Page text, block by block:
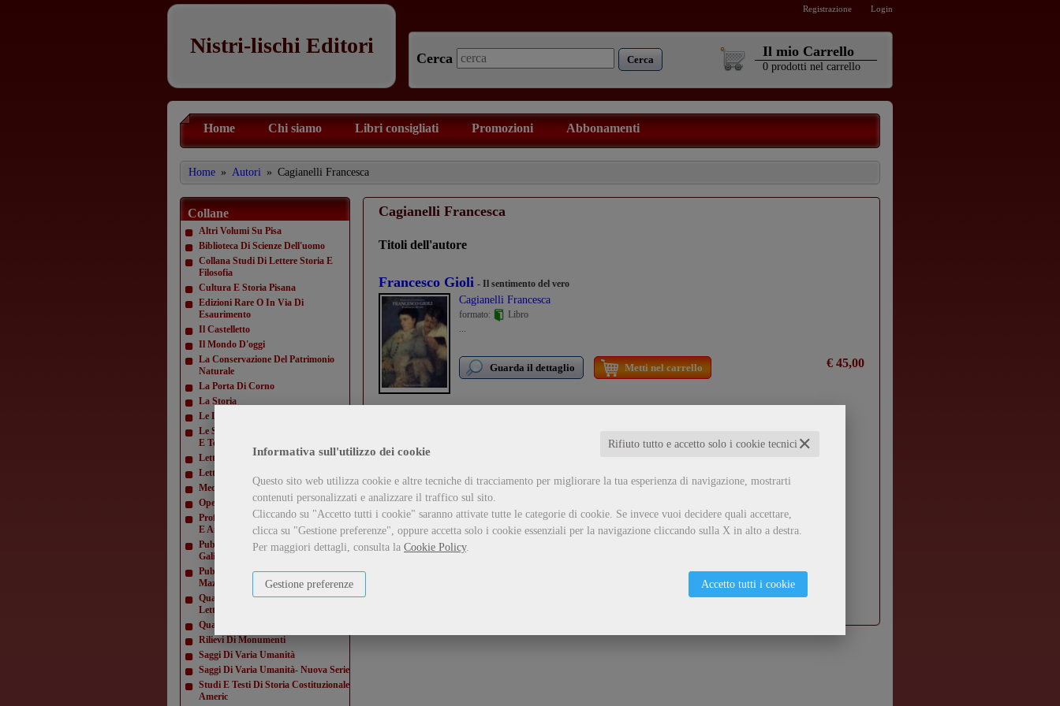
Informativa sull'utilizzo dei cookie ✕
Rifiuto tutto e accetto solo i cookie tecnici
Questo sito web utilizza cookie e altre tecniche di tracciamento per migliorare la tua esperienza di navigazione, mostrarti
contenuti personalizzati e analizzare il traffico sul sito.
Cliccando su "Accetto tutti i cookie" saranno attivate tutte le categorie di cookie. Se invece vuoi decidere quali accettare,
clicca su "Gestione preferenze", oppure accetta solo i cookie essenziali per la navigazione cliccando sulla X in alto a destra.
Per maggiori dettagli, consulta la Cookie Policy.
Accetto tutti i cookie
Gestione preferenze
Registrazione Login
Nistri-lischi Editori
Cerca Cerca
Il mio Carrello
0 prodotti nel carrello
Home Chi siamo Libri consigliati Promozioni Abbonamenti
Home » Autori » Cagianelli Francesca
Collane
Altri Volumi Su Pisa
Biblioteca Di Scienze Dell'uomo
Collana Studi Di Lettere Storia E
Filosofia
Cultura E Storia Pisana
Edizioni Rare O In Via Di
Esaurimento
Il Castelletto
Il Mondo D'oggi
La Conservazione Del Patrimonio
Naturale
La Porta Di Corno
La Storia
Le Lettere E Le Arti
Le Scienze E La Diffusione Scientifica
E Tecn
Letteratura Americana
Letture Varie
Mediamorfosi
Opere Di Giacomo Matteotti
Profili E Studi Di Letteratura Inglese
E Amer
Pubblicazioni Della Domus
Galilaeana
Pubblicazioni Della Domus
Mazziniana
Quaderni Dell'Istituto Di Lingua E
Letteratur
Quaderni Della Direzione
Rilievi Di Monumenti
Saggi Di Varia Umanità
Saggi Di Varia Umanità- Nuova Serie
Studi E Testi Di Storia Costituzionale
Americ
Cagianelli Francesca
Titoli dell'autore
Francesco Gioli - Il sentimento del vero
Cagianelli Francesca
formato:
Libro
...
€ 45,00
Guarda il dettaglio Metti nel carrello